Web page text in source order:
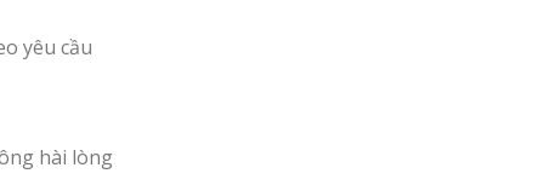
yêu cầu
hài lòng